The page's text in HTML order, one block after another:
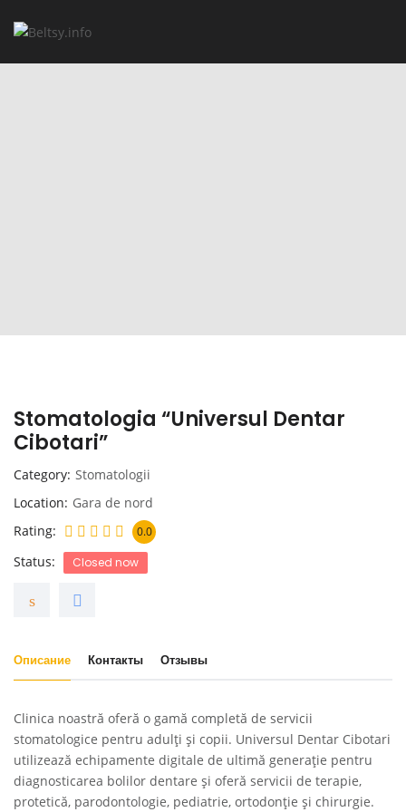
Stomatologia “Universul Dentar
Cibotari”
Category Stomatologii
Location Gara de nord
Rating
0.0
Status Closed now
Описание Контакты Отзывы
Clinica noastră oferă o gamă completă de servicii
stomatologice pentru adulți și copii. Universul Dentar Cibotari
utilizează echipamente digitale de ultimă generație pentru
diagnosticarea bolilor dentare și oferă servicii de terapie,
protetică, parodontologie, pediatrie, ortodonție și chirurgie.